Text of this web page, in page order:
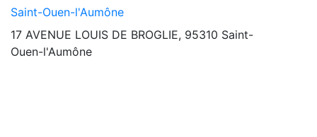
Saint-Ouen-l'Aumône
17 AVENUE LOUIS DE BROGLIE, 95310 Saint-
Ouen-l'Aumône